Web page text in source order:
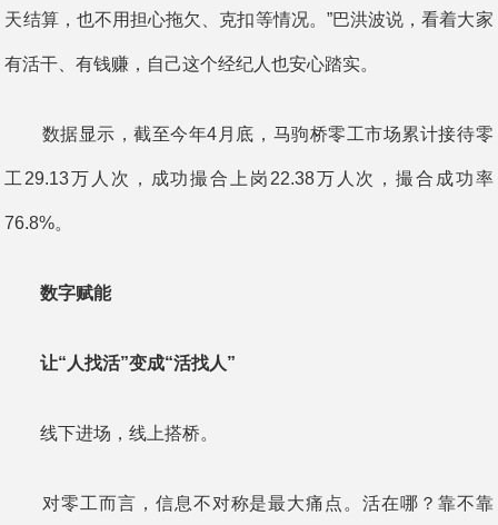
天结算，也不用担心拖欠、克扣等情况。”巴洪波说，看着大家
有活干、有钱赚，自己这个经纪人也安心踏实。
数据显示，截至今年4月底，马驹桥零工市场累计接待零
工29.13万人次，成功撮合上岗22.38万人次，撮合成功率
76.8%。
数字赋能
让“人找活”变成“活找人”
线下进场，线上搭桥。
对零工而言，信息不对称是最大痛点。活在哪？靠不靠